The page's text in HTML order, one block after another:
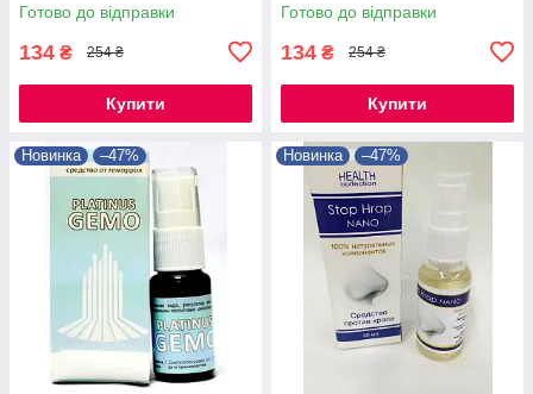
Готово до відправки
134 ₴ 254 ₴
Купити
Готово до відправки
134 ₴ 254 ₴
Купити
Новинка –47% Новинка –47%